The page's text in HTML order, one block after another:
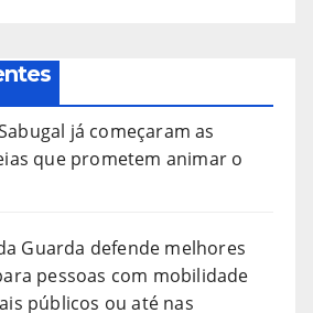
já começaram as
que prometem animar o
Guarda defende melhores
pessoas com mobilidade
públicos ou até nas